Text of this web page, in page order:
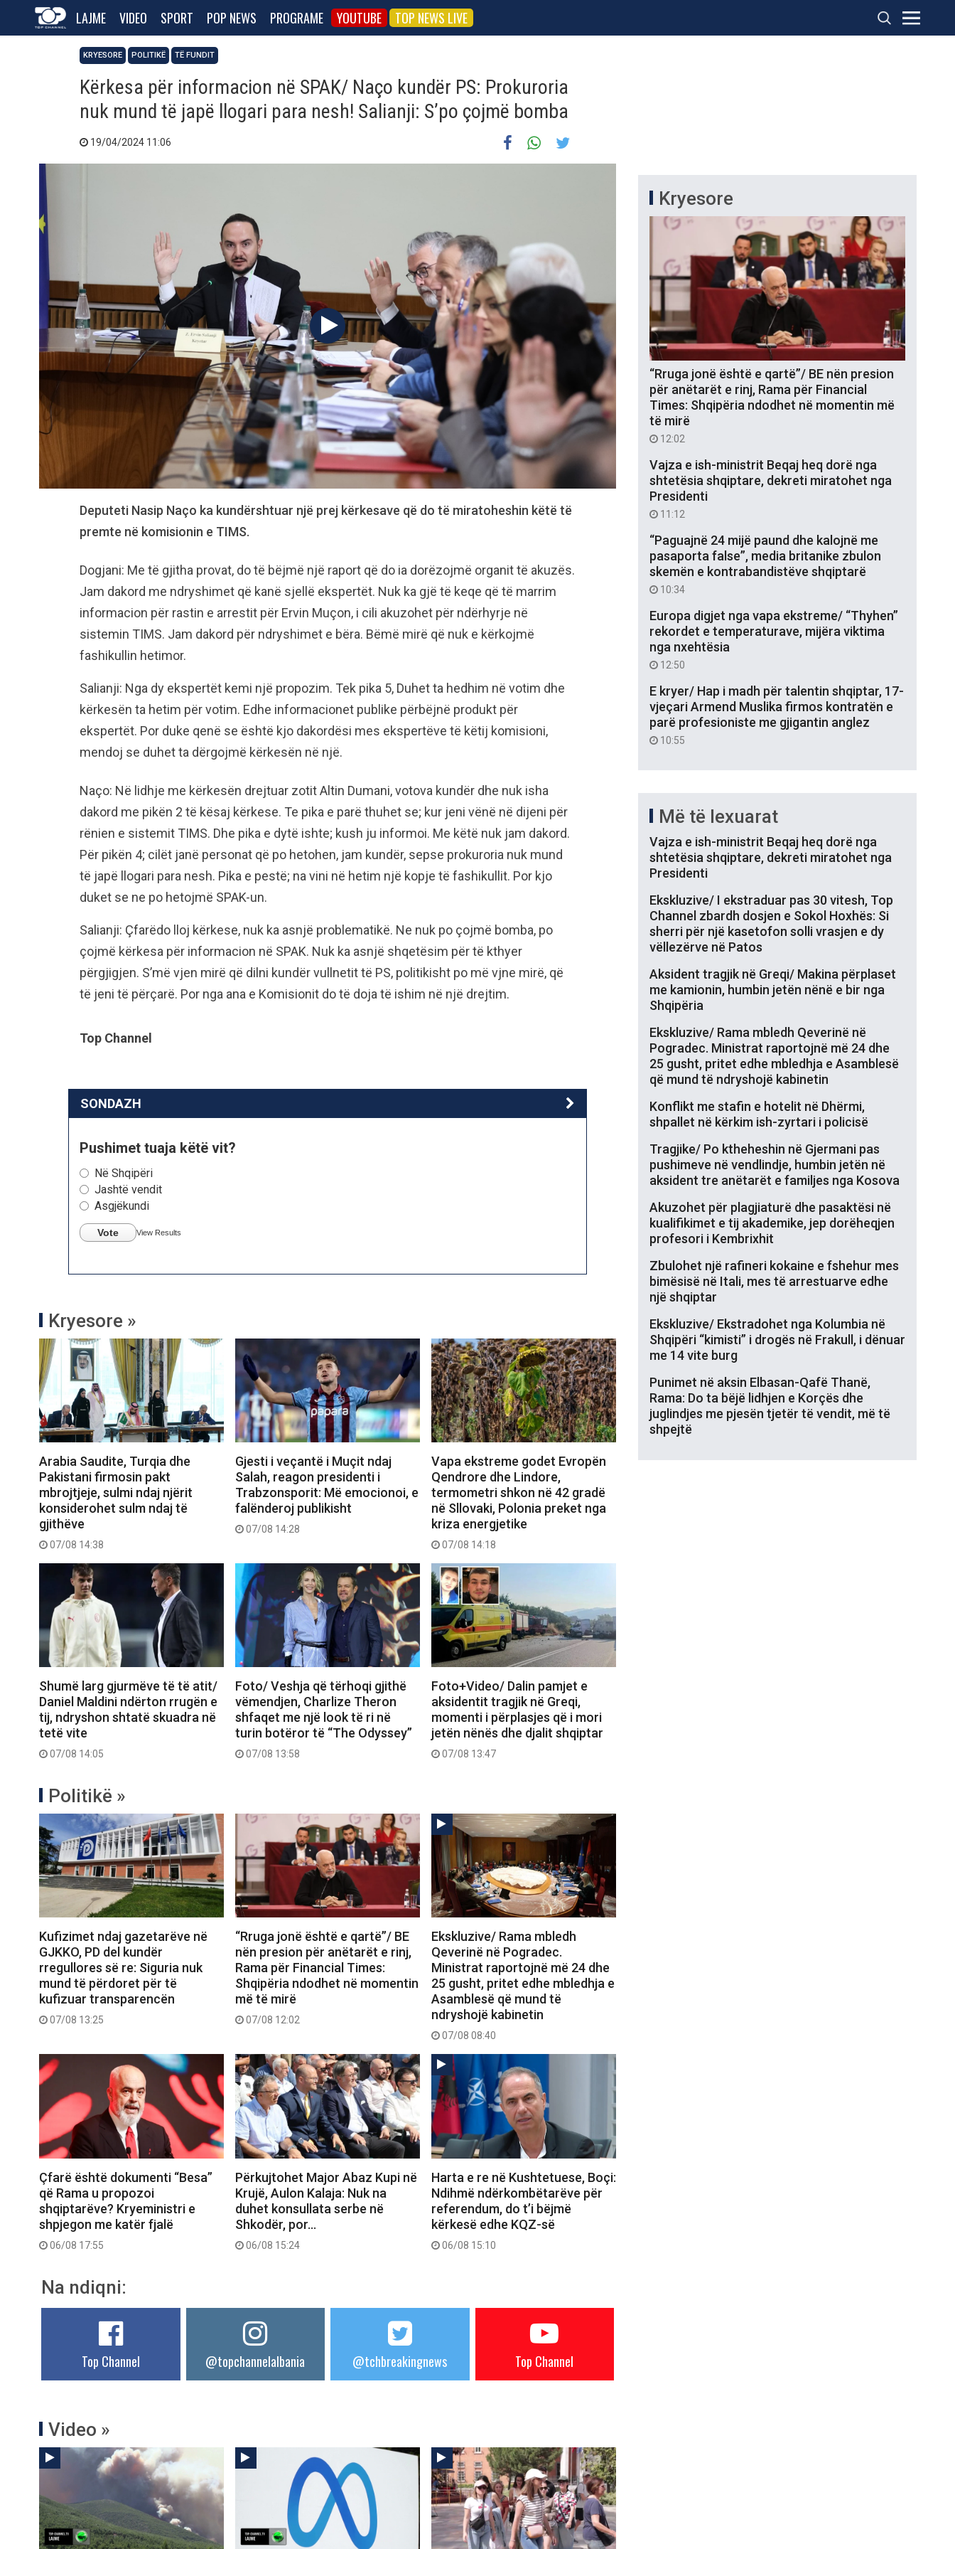
LAJME VIDEO SPORT POP NEWS PROGRAME YOUTUBE TOP NEWS LIVE
KRYESORE POLITIKË TË FUNDIT
Kërkesa për informacion në SPAK/ Naço kundër PS: Prokuroria
nuk mund të japë llogari para nesh! Salianji: S’po çojmë bomba
19/04/2024 11:06
Deputeti Nasip Naço ka kundërshtuar një prej kërkesave që do të miratoheshin këtë të
premte në komisionin e TIMS.
Dogjani: Me të gjitha provat, do të bëjmë një raport që do ia dorëzojmë organit të akuzës.
Jam dakord me ndryshimet që kanë sjellë ekspertët. Nuk ka gjë të keqe që të marrim
informacion për rastin e arrestit për Ervin Muçon, i cili akuzohet për ndërhyrje në
sistemin TIMS. Jam dakord për ndryshimet e bëra. Bëmë mirë që nuk e kërkojmë
fashikullin hetimor.
Salianji: Nga dy ekspertët kemi një propozim. Tek pika 5, Duhet ta hedhim në votim dhe
kërkesën ta hetim për votim. Edhe informacionet publike përbëjnë produkt për
ekspertët. Por duke qenë se është kjo dakordësi mes ekspertëve të këtij komisioni,
mendoj se duhet ta dërgojmë kërkesën në një.
Naço: Në lidhje me kërkesën drejtuar zotit Altin Dumani, votova kundër dhe nuk isha
dakord me pikën 2 të kësaj kërkese. Te pika e parë thuhet se; kur jeni vënë në dijeni për
rënien e sistemit TIMS. Dhe pika e dytë ishte; kush ju informoi. Me këtë nuk jam dakord.
Për pikën 4; cilët janë personat që po hetohen, jam kundër, sepse prokuroria nuk mund
të japë llogari para nesh. Pika e pestë; na vini në hetim një kopje të fashikullit. Por kjo
duket se ne po hetojmë SPAK-un.
Salianji: Çfarëdo lloj kërkese, nuk ka asnjë problematikë. Ne nuk po çojmë bomba, po
çojmë kërkesa për informacion në SPAK. Nuk ka asnjë shqetësim për të kthyer
përgjigjen. S’më vjen mirë që dilni kundër vullnetit të PS, politikisht po më vjne mirë, që
të jeni të përçarë. Por nga ana e Komisionit do të doja të ishim në një drejtim.
Top Channel
SONDAZH
Pushimet tuaja këtë vit?
Në Shqipëri
Jashtë vendit
Asgjëkundi
Vote View Results
Kryesore »
Arabia Saudite, Turqia dhe
Pakistani firmosin pakt
mbrojtjeje, sulmi ndaj njërit
konsiderohet sulm ndaj të
gjithëve
07/08 14:38
Gjesti i veçantë i Muçit ndaj
Salah, reagon presidenti i
Trabzonsporit: Më emocionoi, e
falënderoj publikisht
07/08 14:28
Vapa ekstreme godet Evropën
Qendrore dhe Lindore,
termometri shkon në 42 gradë
në Sllovaki, Polonia preket nga
kriza energjetike
07/08 14:18
Shumë larg gjurmëve të të atit/
Daniel Maldini ndërton rrugën e
tij, ndryshon shtatë skuadra në
tetë vite
07/08 14:05
Foto/ Veshja që tërhoqi gjithë
vëmendjen, Charlize Theron
shfaqet me një look të ri në
turin botëror të “The Odyssey”
07/08 13:58
Foto+Video/ Dalin pamjet e
aksidentit tragjik në Greqi,
momenti i përplasjes që i mori
jetën nënës dhe djalit shqiptar
07/08 13:47
Politikë »
Kufizimet ndaj gazetarëve në
GJKKO, PD del kundër
rregullores së re: Siguria nuk
mund të përdoret për të
kufizuar transparencën
07/08 13:25
“Rruga jonë është e qartë”/ BE
nën presion për anëtarët e rinj,
Rama për Financial Times:
Shqipëria ndodhet në momentin
më të mirë
07/08 12:02
Ekskluzive/ Rama mbledh
Qeverinë në Pogradec.
Ministrat raportojnë më 24 dhe
25 gusht, pritet edhe mbledhja e
Asamblesë që mund të
ndryshojë kabinetin
07/08 08:40
Çfarë është dokumenti “Besa”
që Rama u propozoi
shqiptarëve? Kryeministri e
shpjegon me katër fjalë
06/08 17:55
Përkujtohet Major Abaz Kupi në
Krujë, Aulon Kalaja: Nuk na
duhet konsullata serbe në
Shkodër, por…
06/08 15:24
Harta e re në Kushtetuese, Boçi:
Ndihmë ndërkombëtarëve për
referendum, do t’i bëjmë
kërkesë edhe KQZ-së
06/08 15:10
Na ndiqni:
Top Channel @topchannelalbania @tchbreakingnews Top Channel
Video »
Kryesore
“Rruga jonë është e qartë”/ BE nën presion
për anëtarët e rinj, Rama për Financial
Times: Shqipëria ndodhet në momentin më
të mirë
12:02
Vajza e ish-ministrit Beqaj heq dorë nga
shtetësia shqiptare, dekreti miratohet nga
Presidenti
11:12
“Paguajnë 24 mijë paund dhe kalojnë me
pasaporta false”, media britanike zbulon
skemën e kontrabandistëve shqiptarë
10:34
Europa digjet nga vapa ekstreme/ “Thyhen”
rekordet e temperaturave, mijëra viktima
nga nxehtësia
12:50
E kryer/ Hap i madh për talentin shqiptar, 17-
vjeçari Armend Muslika firmos kontratën e
parë profesioniste me gjigantin anglez
10:55
Më të lexuarat
Vajza e ish-ministrit Beqaj heq dorë nga
shtetësia shqiptare, dekreti miratohet nga
Presidenti
Ekskluzive/ I ekstraduar pas 30 vitesh, Top
Channel zbardh dosjen e Sokol Hoxhës: Si
sherri për një kasetofon solli vrasjen e dy
vëllezërve në Patos
Aksident tragjik në Greqi/ Makina përplaset
me kamionin, humbin jetën nënë e bir nga
Shqipëria
Ekskluzive/ Rama mbledh Qeverinë në
Pogradec. Ministrat raportojnë më 24 dhe
25 gusht, pritet edhe mbledhja e Asamblesë
që mund të ndryshojë kabinetin
Konflikt me stafin e hotelit në Dhërmi,
shpallet në kërkim ish-zyrtari i policisë
Tragjike/ Po ktheheshin në Gjermani pas
pushimeve në vendlindje, humbin jetën në
aksident tre anëtarët e familjes nga Kosova
Akuzohet për plagjiaturë dhe pasaktësi në
kualifikimet e tij akademike, jep dorëheqjen
profesori i Kembrixhit
Zbulohet një rafineri kokaine e fshehur mes
bimësisë në Itali, mes të arrestuarve edhe
një shqiptar
Ekskluzive/ Ekstradohet nga Kolumbia në
Shqipëri “kimisti” i drogës në Frakull, i dënuar
me 14 vite burg
Punimet në aksin Elbasan-Qafë Thanë,
Rama: Do ta bëjë lidhjen e Korçës dhe
juglindjes me pjesën tjetër të vendit, më të
shpejtë